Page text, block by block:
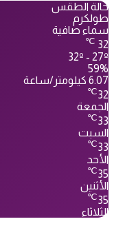
حالة الطقس
طولكرم
سماء صافية
32
℃
32º - 27º
59%
6.07 كيلومتر/ساعة
32
℃
الجمعة
33
℃
السبت
33
℃
الأحد
35
℃
الأثنين
35
℃
الثلاثاء